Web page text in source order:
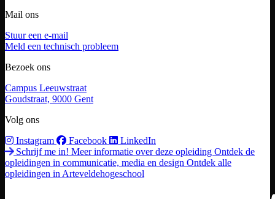
Mail ons
Stuur een e-mail
Meld een technisch probleem
Bezoek ons
Campus Leeuwstraat
Goudstraat, 9000 Gent
Volg ons
Instagram
Facebook
LinkedIn
Schrijf me in! Meer informatie over deze opleiding Ontdek de
opleidingen in communicatie, media en design Ontdek alle
opleidingen in Arteveldehogeschool